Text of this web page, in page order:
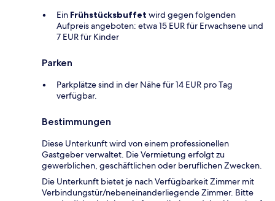
Ein Frühstücksbuffet wird gegen folgenden
Aufpreis angeboten: etwa 15 EUR für Erwachsene und
7 EUR für Kinder
Parken
Parkplätze sind in der Nähe für 14 EUR pro Tag
verfügbar.
Bestimmungen
Diese Unterkunft wird von einem professionellen
Gastgeber verwaltet. Die Vermietung erfolgt zu
gewerblichen, geschäftlichen oder beruflichen Zwecken.
Die Unterkunft bietet je nach Verfügbarkeit Zimmer mit
Verbindungstür/nebeneinanderliegende Zimmer. Bitte